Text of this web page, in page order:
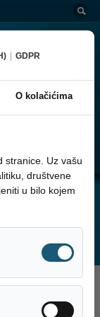
ZA
GDPR
O kolačićima
stranice. Uz vašu
društvene
u bilo kojem
Tehnički
Analitika /